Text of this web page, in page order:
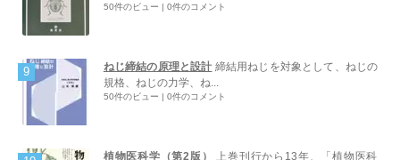
50件のビュー | 0件のコメント
ねじ締結の原理と設計 締結用ねじを対象として、ねじの
規格、ねじの力学、ね...
50件のビュー | 0件のコメント
植物医科学（第2版）
上巻刊行から13年、「植物医科